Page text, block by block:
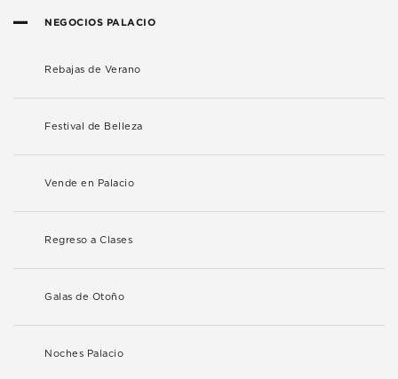
NEGOCIOS PALACIO
Rebajas de Verano
Festival de Belleza
Vende en Palacio
Regreso a Clases
Galas de Otoño
Noches Palacio